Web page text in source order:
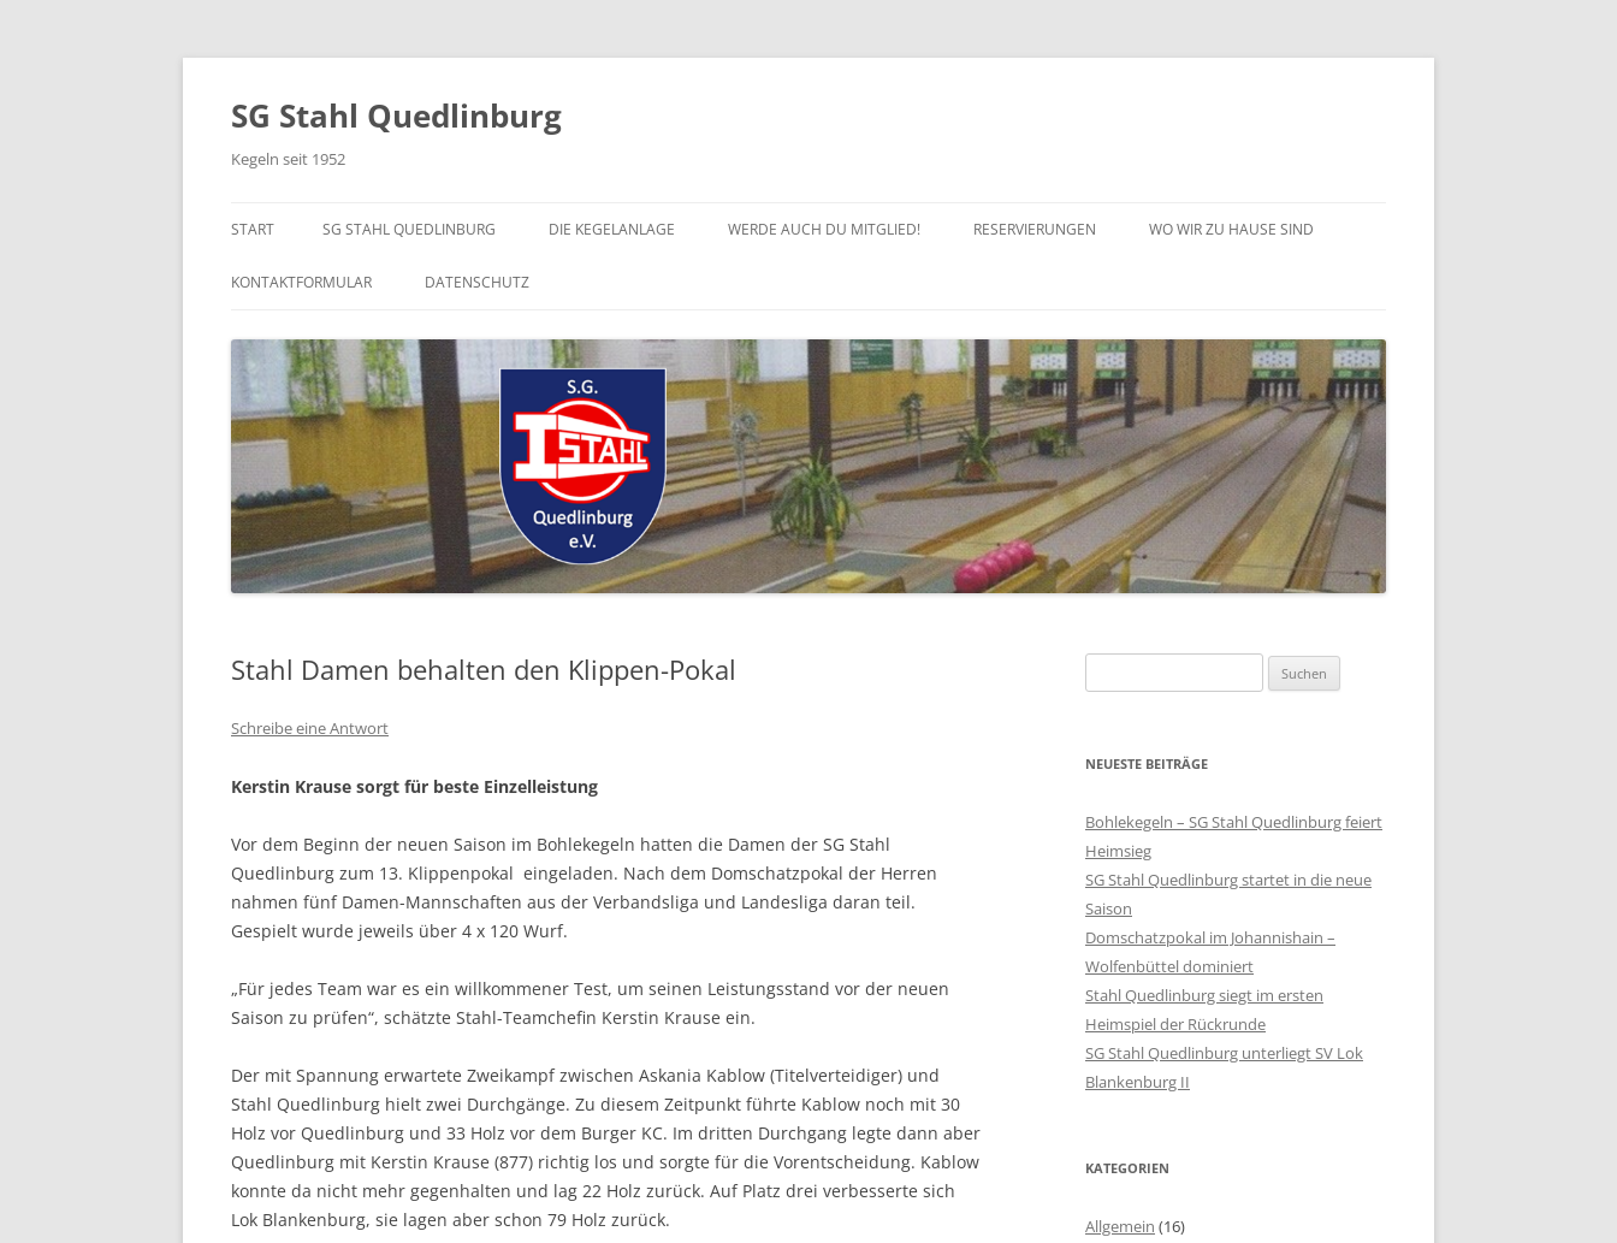
Zum
SG Stahl Quedlinburg
Kegeln seit 1952
START SG STAHL QUEDLINBURG DIE KEGELANLAGE WERDE AUCH DU MITGLIED! RESERVIERUNGEN WO WIR ZU HAUSE SIND
KONTAKTFORMULAR DATENSCHUTZ
Stahl Damen behalten den Klippen-Pokal
Schreibe eine Antwort
Kerstin Krause sorgt für beste Einzelleistung
Vor dem Beginn der neuen Saison im Bohlekegeln hatten die Damen der SG Stahl
Quedlinburg zum 13. Klippenpokal eingeladen. Nach dem Domschatzpokal der Herren
nahmen fünf Damen-Mannschaften aus der Verbandsliga und Landesliga daran teil.
Gespielt wurde jeweils über 4 x 120 Wurf.
„Für jedes Team war es ein willkommener Test, um seinen Leistungsstand vor der neuen
Saison zu prüfen“, schätzte Stahl-Teamchefin Kerstin Krause ein.
Der mit Spannung erwartete Zweikampf zwischen Askania Kablow (Titelverteidiger) und
Stahl Quedlinburg hielt zwei Durchgänge. Zu diesem Zeitpunkt führte Kablow noch mit 30
Holz vor Quedlinburg und 33 Holz vor dem Burger KC. Im dritten Durchgang legte dann aber
Quedlinburg mit Kerstin Krause (877) richtig los und sorgte für die Vorentscheidung. Kablow
konnte da nicht mehr gegenhalten und lag 22 Holz zurück. Auf Platz drei verbesserte sich
Lok Blankenburg, sie lagen aber schon 79 Holz zurück.
nach:
NEUESTE BEITRÄGE
Bohlekegeln – SG Stahl Quedlinburg feiert
Heimsieg
SG Stahl Quedlinburg startet in die neue
Saison
Domschatzpokal im Johannishain –
Wolfenbüttel dominiert
Stahl Quedlinburg siegt im ersten
Heimspiel der Rückrunde
SG Stahl Quedlinburg unterliegt SV Lok
Blankenburg II
KATEGORIEN
Allgemein (16)